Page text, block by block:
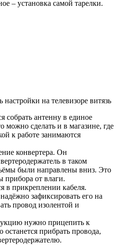
– установка самой тарелки.
настройки на телевизоре витязь
собрать антенну в единое
можно сделать и в магазине, где
к работе занимаются
конвертера. Он
в таком
были направлены вниз. Это
прибора от влаги.
в прикреплении кабеля.
зафиксировать его на
провод изолентой и
нужно прицепить к
останется прибрать провода,